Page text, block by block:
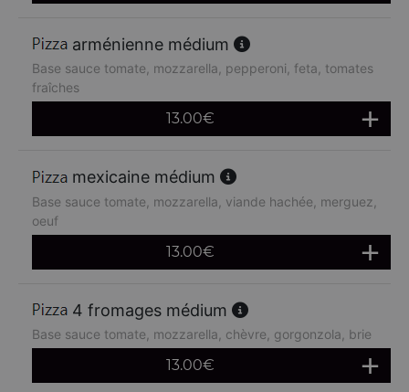
arménienne médium
Base sauce tomate, mozzarella, pepperoni, feta, tomates
fraîches
13.00€
mexicaine médium
Base sauce tomate, mozzarella, viande hachée, merguez,
oeuf
13.00€
4 fromages médium
Base sauce tomate, mozzarella, chèvre, gorgonzola, brie
13.00€